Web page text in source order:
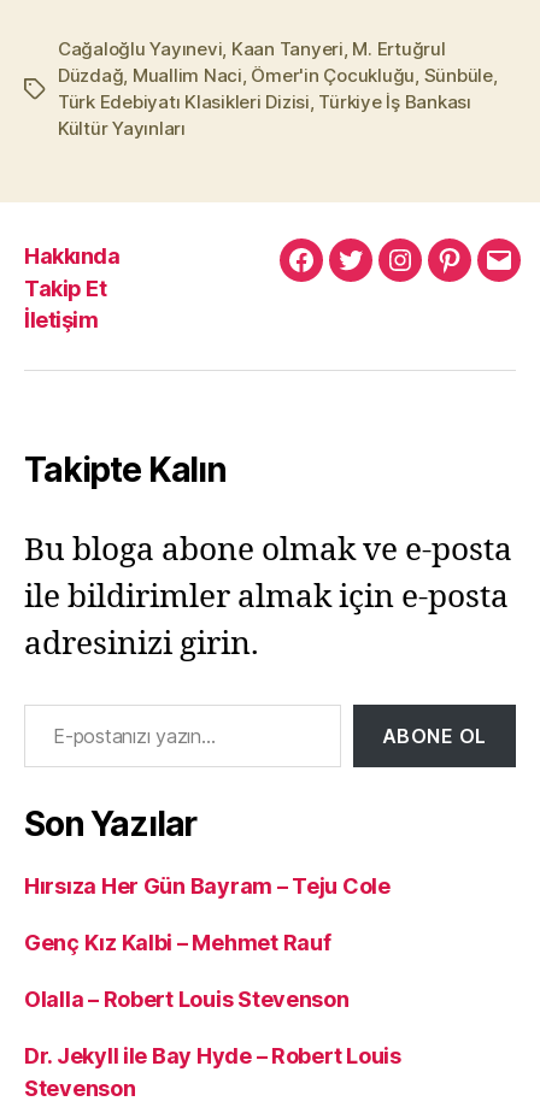
Etiketler
Cağaloğlu Yayınevi, Kaan Tanyeri, M. Ertuğrul
Düzdağ, Muallim Naci, Ömer'in Çocukluğu, Sünbüle,
Türk Edebiyatı Klasikleri Dizisi, Türkiye İş Bankası
Kültür Yayınları
Hakkında
Takip Et
İletişim
MuratMuratMuratPinterest
Takipte Kalın
Bu bloga abone olmak ve e-posta
ile bildirimler almak için e-posta
adresinizi girin.
E-postanızı yazın…
ABONE OL
Son Yazılar
Hırsıza Her Gün Bayram – Teju Cole
Genç Kız Kalbi – Mehmet Rauf
Olalla – Robert Louis Stevenson
Dr. Jekyll ile Bay Hyde – Robert Louis
Stevenson